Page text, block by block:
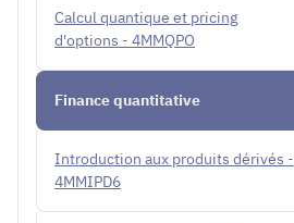
Calcul quantique et pricing
d'options - 4MMQPO
Finance quantitative
Introduction aux produits dérivés -
4MMIPD6